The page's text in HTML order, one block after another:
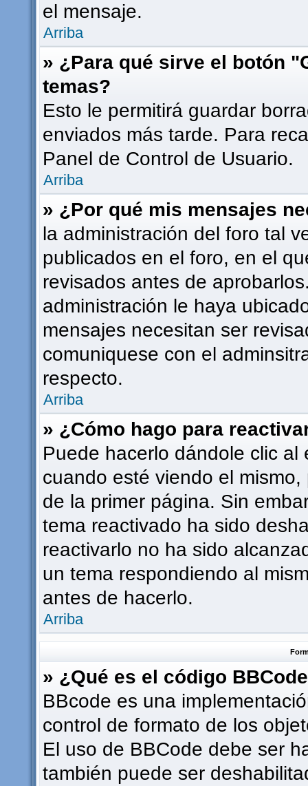
el mensaje.
Arriba
» ¿Para qué sirve el botón
temas?
Esto le permitirá guardar
enviados más tarde. Para
Panel de Control de Usuario.
Arriba
» ¿Por qué mis mensajes
la administración del foro tal
publicados en el foro, en el
revisados antes de
administración le haya
mensajes necesitan ser
comuniquese con el
respecto.
Arriba
» ¿Cómo hago para
Puede hacerlo dándole clic
cuando esté viendo el
de la primer página. Sin
tema reactivado ha sido
reactivarlo no ha sido
un tema respondiendo al
antes de hacerlo.
Arriba
» ¿Qué es el código
BBcode es una
control de formato de los
El uso de BBCode debe ser
también puede ser